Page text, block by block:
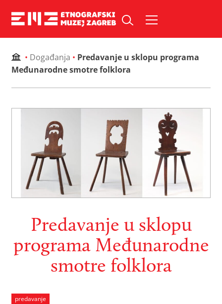
• Događanja • Predavanje u sklopu programa
Međunarodne smotre folklora
Predavanje u sklopu
programa Međunarodne
smotre folklora
predavanje